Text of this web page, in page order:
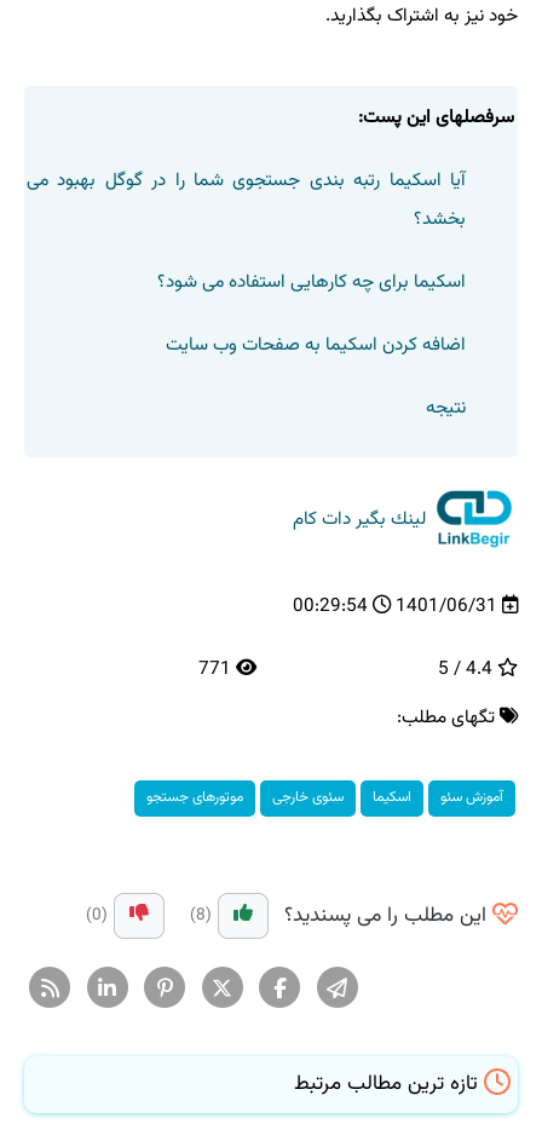
خود نیز به اشتراک بگذارید.
سرفصلهای این پست:
آیا اسکیما رتبه بندی جستجوی شما را در گوگل بهبود می
بخشد؟
اسکیما برای چه کارهایی استفاده می شود؟
اضافه کردن اسکیما به صفحات وب سایت
نتیجه
لینك بگیر دات كام
1401/06/31
00:29:54
تگهای مطلب:
آموزش سئو اسكیما سئوی خارجی موتورهای جستجو
این مطلب را می پسندید؟ (8)
(0)
تازه ترین مطالب مرتبط